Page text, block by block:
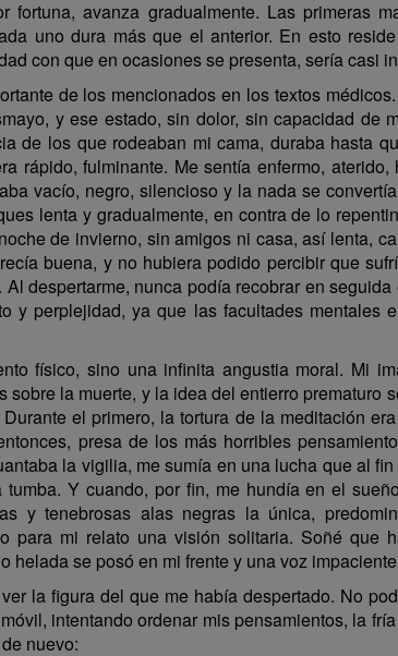
avanza gradualmente. Las primeras
uno dura más que el anterior. En esto
con que en ocasiones se presenta, sería casi
de los mencionados en los textos
y ese estado, sin dolor, sin capacidad de
de los que rodeaban mi cama, duraba hasta
rápido, fulminante. Me sentía enfermo,
vacío, negro, silencioso y la nada se
lenta y gradualmente, en contra de lo
de invierno, sin amigos ni casa, así lenta,
buena, y no hubiera podido percibir que
despertarme, nunca podía recobrar en
y perplejidad, ya que las facultades mentales
físico, sino una infinita angustia moral. Mi
la muerte, y la idea del entierro
el primero, la tortura de la meditación
presa de los más horribles
la vigilia, me sumía en una lucha que al
Y cuando, por fin, me hundía en el
y tenebrosas alas negras la única,
para mi relato una visión solitaria. Soñé que
se posó en mi frente y una voz
la figura del que me había despertado. No
intentando ordenar mis pensamientos, la
nuevo: